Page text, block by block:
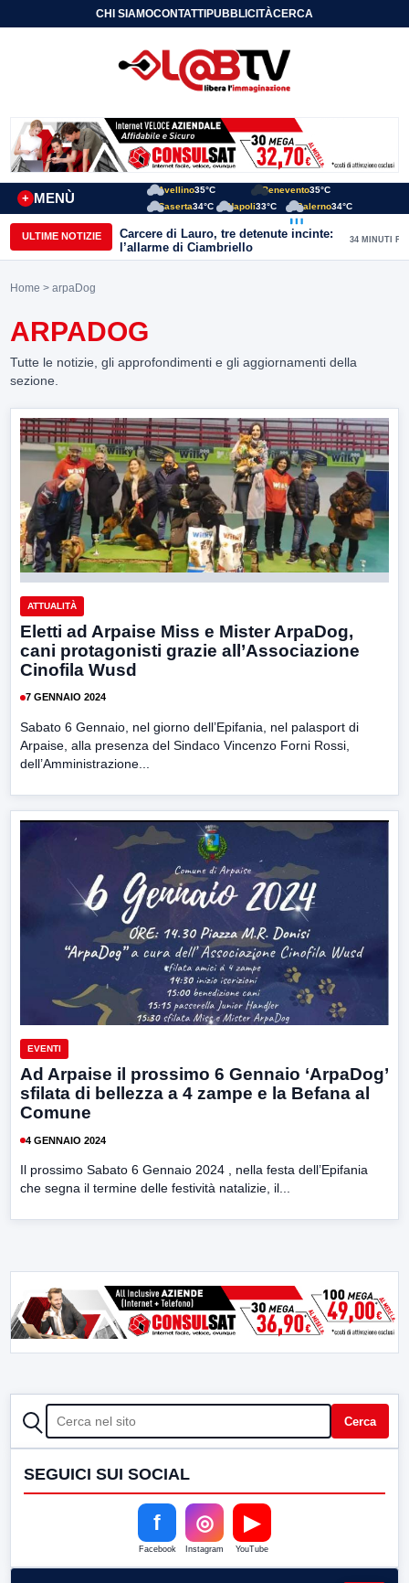
CHI SIAMOCONTATTIPUBBLICITÀCERCA
MENÙ
+
Avellino35°C Benevento35°C
Caserta34°C Napoli33°C Salerno34°C
ULTIME NOTIZIE
Carcere di Lauro, tre detenute incinte:
l’allarme di Ciambriello
34 MINUTI FA
Home > arpaDog
ARPADOG
Tutte le notizie, gli approfondimenti e gli aggiornamenti della
sezione.
ATTUALITÀ
Eletti ad Arpaise Miss e Mister ArpaDog,
cani protagonisti grazie all’Associazione
Cinofila Wusd
7 GENNAIO 2024
Sabato 6 Gennaio, nel giorno dell’Epifania, nel palasport di
Arpaise, alla presenza del Sindaco Vincenzo Forni Rossi,
dell’Amministrazione...
EVENTI
Ad Arpaise il prossimo 6 Gennaio ‘ArpaDog’
sfilata di bellezza a 4 zampe e la Befana al
Comune
4 GENNAIO 2024
Il prossimo Sabato 6 Gennaio 2024 , nella festa dell’Epifania
che segna il termine delle festività natalizie, il...
CERCA Cerca
SEGUICI SUI SOCIAL
f
Facebook
◎
Instagram
▶
YouTube